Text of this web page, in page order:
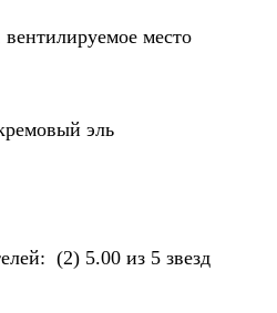
место
эль
(2) 5.00 из 5 звезд